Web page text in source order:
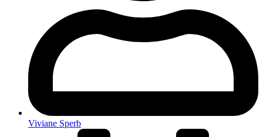
Viviane Sperb